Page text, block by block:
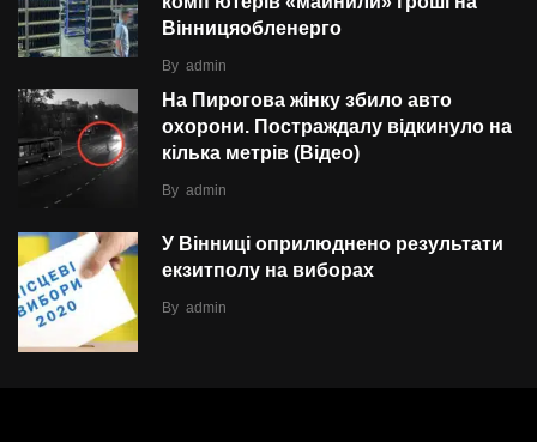
Вінницяобленерго
By admin
На Пирогова жінку збило авто
охорони. Постраждалу відкинуло на
кілька метрів (Відео)
By admin
У Вінниці оприлюднено результати
екзитполу на виборах
By admin